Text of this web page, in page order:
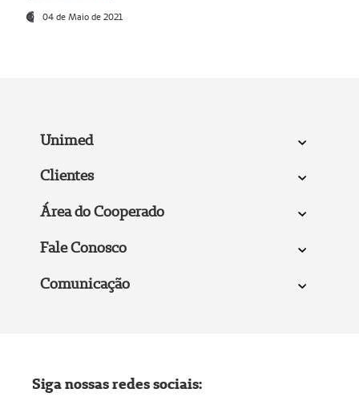
04 de Maio de 2021
Unimed
Clientes
Área do Cooperado
Fale Conosco
Comunicação
Siga nossas redes sociais: